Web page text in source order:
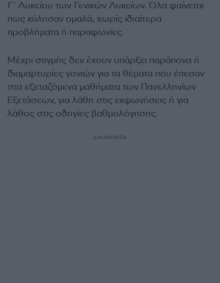
Γ’ Λυκείου των Γενικών Λυκείων. Όλα φαίνεται
πως κύλησαν ομαλά, χωρίς ιδιαίτερα
προβλήματα ή παραφωνίες.
Μέχρι στιγμής δεν έχουν υπάρξει παράπονα ή
διαμαρτυρίες γονιών για τα θέματα που έπεσαν
στα εξεταζόμενα μαθήματα των Πανελληνίων
Εξετάσεων, για λάθη στις εκφωνήσεις ή για
λάθος στις οδηγίες βαθμολόγησης.
ΔΙΑΦΗΜΙΣΗ